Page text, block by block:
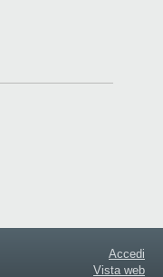
Accedi
Vista web